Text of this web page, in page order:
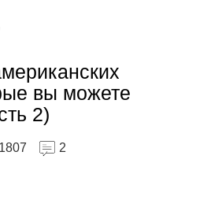
вы можете
2)
1807 2